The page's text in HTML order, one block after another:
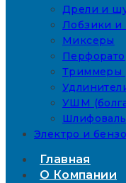
Дрели и
Лобзики и
Миксеры
Триммеры
УШМ
Электро и
Главная
О Компании